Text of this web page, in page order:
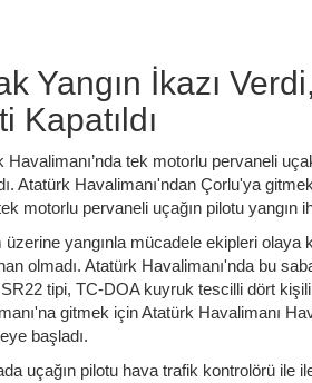
Yangın İkazı
Kapatıldı
Havalimanı’nda tek motorlu pervaneli
Atatürk Havalimanı'ndan Çorlu'ya
motorlu pervaneli uçağın pilotu yangın
üzerine yangınla mücadele ekipleri
olmadı. Atatürk Havalimanı'nda bu
tipi, TC-DOA kuyruk tescilli dört
gitmek için Atatürk Havalimanı
başladı.
uçağın pilotu hava trafik kontrolörü ile